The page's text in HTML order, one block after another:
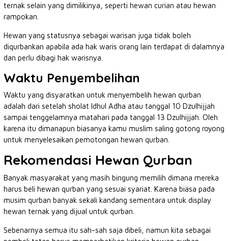
ternak selain yang dimilikinya, seperti hewan curian atau hewan
rampokan.
Hewan yang statusnya sebagai warisan juga tidak boleh
diqurbankan apabila ada hak waris orang lain terdapat di dalamnya
dan perlu dibagi hak warisnya.
Waktu Penyembelihan
Waktu yang disyaratkan untuk menyembelih hewan qurban
adalah dari setelah sholat Idhul Adha atau tanggal 10 Dzulhijjah
sampai tenggelamnya matahari pada tanggal 13 Dzulhijjah. Oleh
karena itu dimanapun biasanya kamu muslim saling gotong royong
untuk menyelesaikan pemotongan hewan qurban.
Rekomendasi Hewan Qurban
Banyak masyarakat yang masih bingung memilih dimana mereka
harus beli hewan qurban yang sesuai syariat. Karena biasa pada
musim qurban banyak sekali kandang sementara untuk display
hewan ternak yang dijual untuk qurban.
Sebenarnya semua itu sah-sah saja dibeli, namun kita sebagai